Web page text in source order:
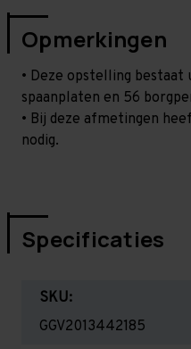
Opmerkingen
• Deze opstelling bestaat
spaanplaten en 56
• Bij deze afmetingen
nodig.
Specificaties
SKU:
GGV2013442185